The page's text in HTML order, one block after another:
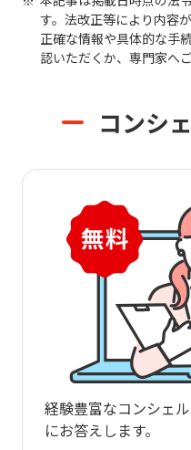
す。法改正等により内容
正確な情報や具体的な手
認いただくか、専門家へ
コンシ
経験豊富なコンシェ
にお答えします。